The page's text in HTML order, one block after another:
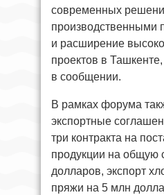
современных
производственными
и расширение
проектов в Ташкенте,
в сообщении.
В рамках форума
экспортные
три контракта на
продукции на общую
долларов, экспорт
пряжи на 5 млн